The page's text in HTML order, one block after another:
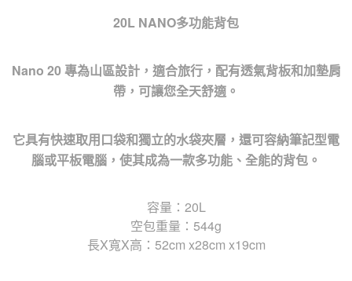
20L NANO多功能背包
Nano 20 專為山區設計，適合旅行，配有透氣背板和加墊肩
帶，可讓您全天舒適。
它具有快速取用口袋和獨立的水袋夾層，還可容納筆記型電
腦或平板電腦，使其成為一款多功能、全能的背包。
容量：20L
空包重量：544g
長X寬X高：52cm x28cm x19cm